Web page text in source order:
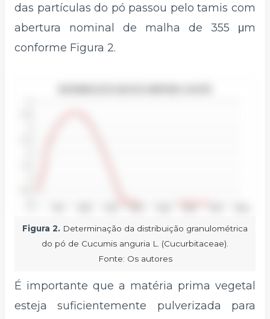
das partículas do pó passou pelo tamis com
abertura nominal de malha de 355 μm
conforme Figura 2.
Figura 2. Determinação da distribuição granulométrica
do pó de Cucumis anguria L. (Cucurbitaceae).
Fonte: Os autores
É importante que a matéria prima vegetal
esteja suficientemente pulverizada para